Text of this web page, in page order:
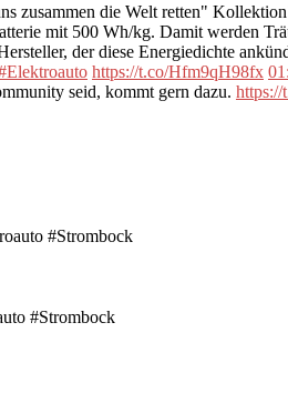
zusammen die Welt retten"
mit 500 Wh/kg. Damit werden
der diese Energiedichte
https://t.co/Hfm9qH98fx
seid, kommt gern dazu.
#Strombock